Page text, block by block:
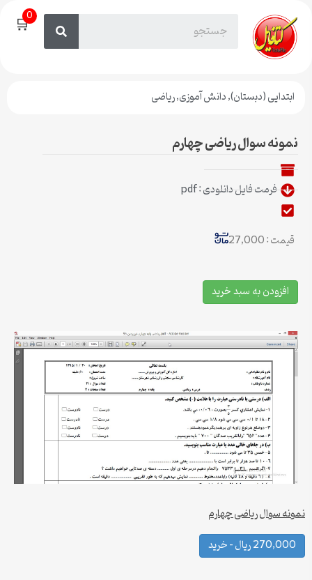
🛒0
ابتدایی (دبستان),دانش آموزی,ریاضی
نمونه سوال ریاضی چهارم
فرمت فایل دانلودی : pdf
قیمت : 27,000
افزودن به سبد خرید
نمونه سوال ریاضی چهارم
270,000 ریال – خرید